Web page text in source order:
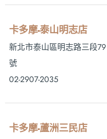
卡多摩-泰山明志店
新北市泰山區明志路三段79
號
02-2907-2035
卡多摩-蘆洲三民店